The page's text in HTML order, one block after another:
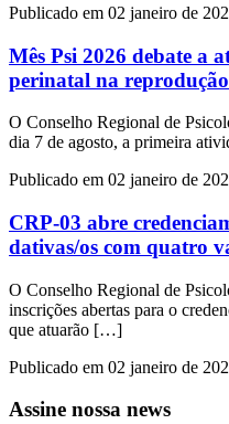
Publicado em 02 janeiro de
Mês Psi 2026 debate a
perinatal na
O Conselho Regional de
dia 7 de agosto, a primeira
Publicado em 02 janeiro de
CRP-03 abre
dativas/os com quatro
O Conselho Regional de
inscrições abertas para o
que atuarão […]
Publicado em 02 janeiro de
Assine nossa news